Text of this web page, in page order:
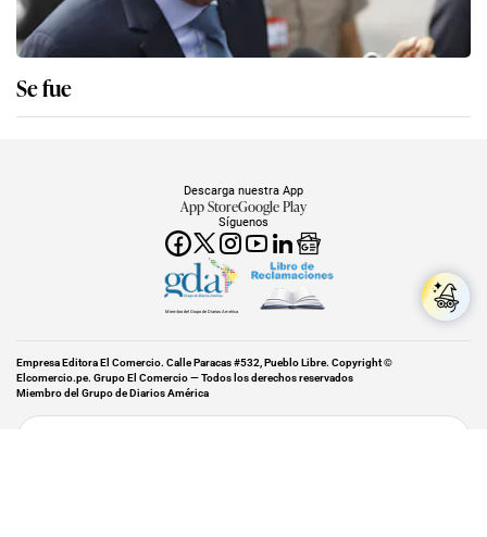
Se fue
Síguenos
Descarga nuestra App
App StoreGoogle Play
Miembro del Grupo de Diarios América
Empresa Editora El Comercio. Calle Paracas #532, Pueblo Libre. Copyright ©
Elcomercio.pe. Grupo El Comercio — Todos los derechos reservados
Miembro del Grupo de Diarios América